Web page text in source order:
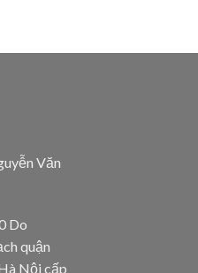
Văn
Do
quận
Nội cấp